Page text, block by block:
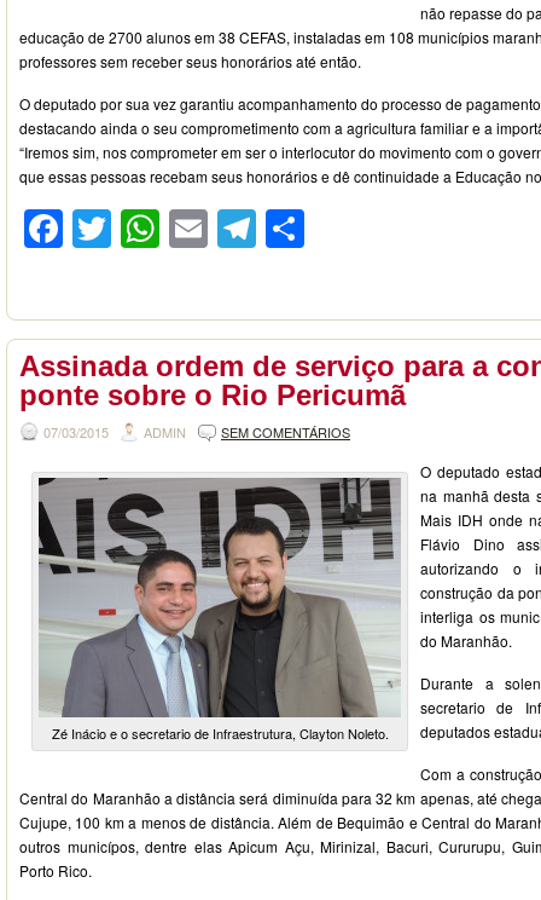
não repasse do
educação de 2700 alunos em 38 CEFAS, instaladas em 108 municípios
professores sem receber seus honorários até então.
O deputado por sua vez garantiu acompanhamento do processo de
destacando ainda o seu comprometimento com a agricultura familiar e a
“Iremos sim, nos comprometer em ser o interlocutor do movimento com o
que essas pessoas recebam seus honorários e dê continuidade a Educação
Facebook
Twitter
WhatsApp
EmailTelegram
Assinada ordem de serviço para a
ponte sobre o Rio Pericumã
07/03/2015 ADMIN SEM COMENTÁRIOS
Zé Inácio e o secretario de Infraestrutura, Clayton Noleto.
O deputado
na manhã desta
Mais IDH onde
Flávio Dino
autorizando o
construção da
interliga os
do Maranhão.
Durante a
secretario de
deputados
Com a
Central do Maranhão a distância será diminuída para 32 km apenas, até
Cujupe, 100 km a menos de distância. Além de Bequimão e Central do
outros municípos, dentre elas Apicum Açu, Mirinizal, Bacuri, Cururupu,
Porto Rico.